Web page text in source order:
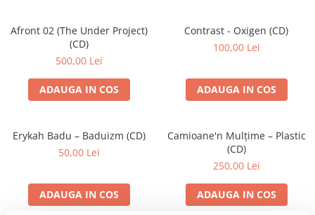
Afront 02 (The Under Project)
(CD)
500,00 Lei
ADAUGA IN COS
Contrast - Oxigen (CD)
100,00 Lei
ADAUGA IN COS
Erykah Badu – Baduizm (CD)
50,00 Lei
ADAUGA IN COS
Camioane'n Mulțime – Plastic
(CD)
250,00 Lei
ADAUGA IN COS